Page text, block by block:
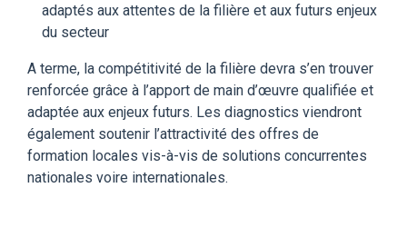
adaptés aux attentes de la filière et aux futurs enjeux
du secteur
A terme, la compétitivité de la filière devra s’en trouver
renforcée grâce à l’apport de main d’œuvre qualifiée et
adaptée aux enjeux futurs. Les diagnostics viendront
également soutenir l’attractivité des offres de
formation locales vis-à-vis de solutions concurrentes
nationales voire internationales.